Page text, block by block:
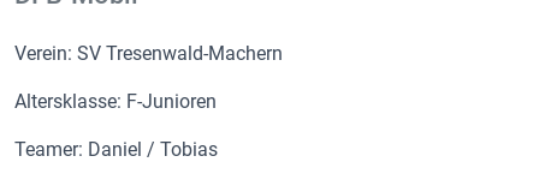
Verein: SV Tresenwald-Machern
Altersklasse: F-Junioren
Teamer: Daniel / Tobias